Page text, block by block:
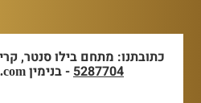
כתובתנו: מתחם בילו סנטר,
5287704- בנימין